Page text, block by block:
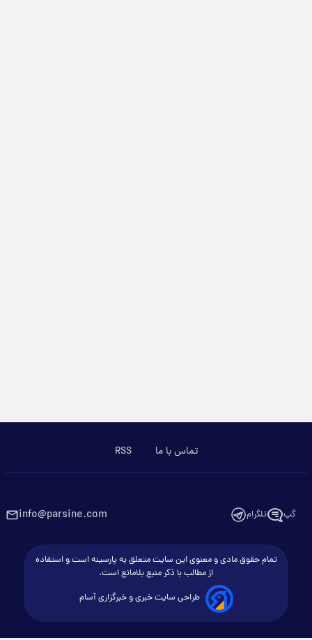
تماس با ما RSS
گپ تلگرام info@parsine.com
تمام حقوق مادی و معنوی این سایت متعلق به پارسینه است و استفاده
از مطالب با ذکر منبع بلامانع است.
طراحی سایت خبری و خبرگزاری آسام